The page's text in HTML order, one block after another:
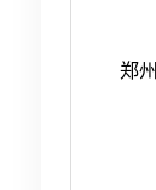
郑州